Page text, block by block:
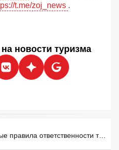
t.me/zoj_news .
новости туризма
Новые правила ответственности туроператоров и турагентов: что изменится